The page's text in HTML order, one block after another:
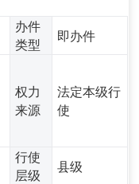
办件
类型
即办件
权力
来源
法定本级行
使
行使
层级
县级